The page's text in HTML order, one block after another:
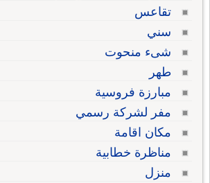
تقاعس
سني
شىء منحوت
طهر
مبارزة فروسية
مفر لشركة رسمي
مكان اقامة
مناظرة خطابية
منزل